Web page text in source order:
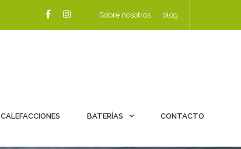
Sobre nosotros blog
CALEFACCIONES BATERÍAS CONTACTO